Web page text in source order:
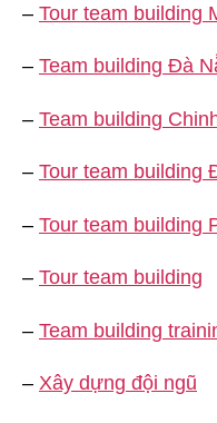
– Tour team building
– Team building Đà
– Team building
– Tour team building
– Tour team building
– Tour team building
– Team building
– Xây dựng đội ngũ